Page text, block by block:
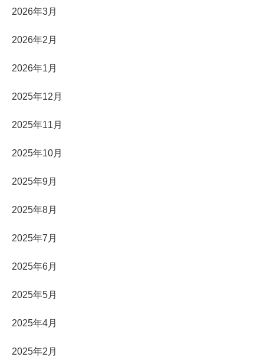
2026年3月
2026年2月
2026年1月
2025年12月
2025年11月
2025年10月
2025年9月
2025年8月
2025年7月
2025年6月
2025年5月
2025年4月
2025年2月